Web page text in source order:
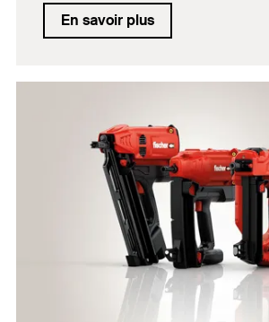
En savoir plus